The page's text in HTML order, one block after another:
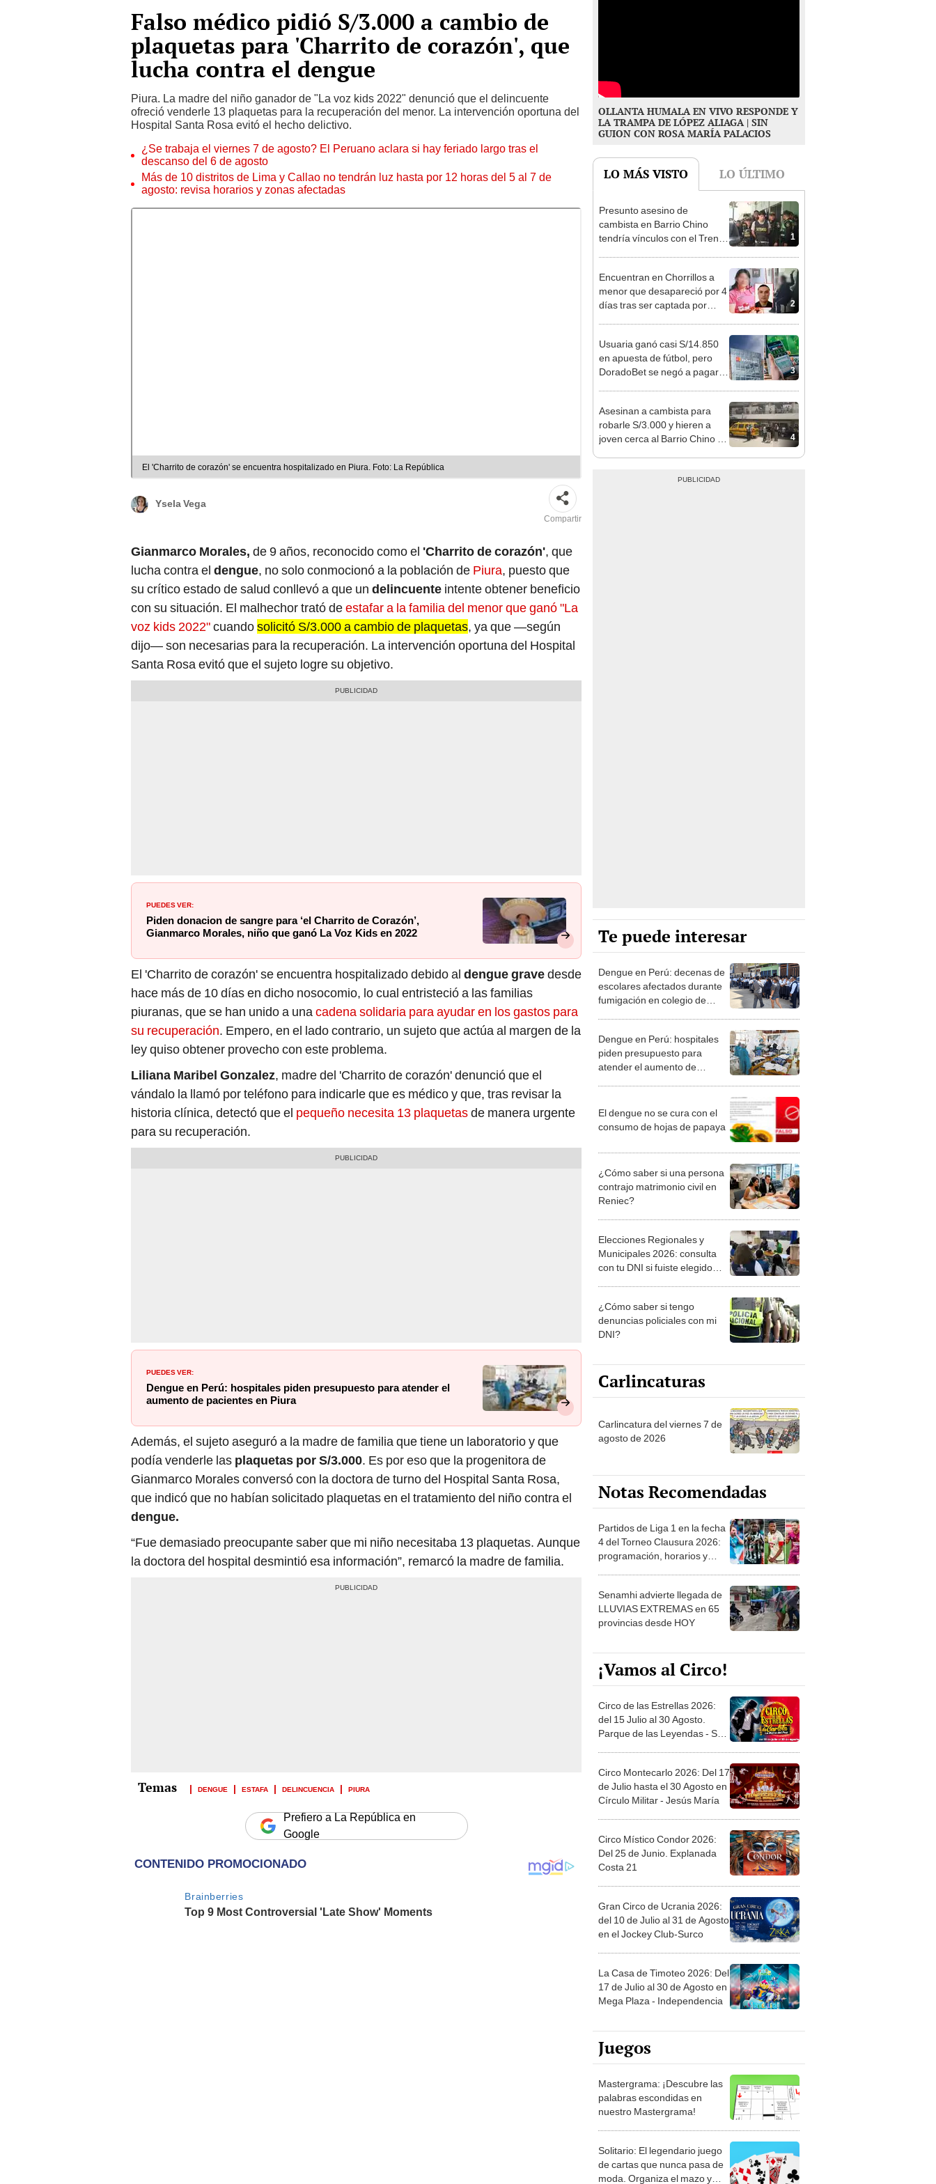
Falso médico pidió S/3.000 a cambio de
plaquetas para 'Charrito de corazón', que
lucha contra el dengue
Piura. La madre del niño ganador de "La voz kids 2022" denunció que el delincuente
ofreció venderle 13 plaquetas para la recuperación del menor. La intervención oportuna del
Hospital Santa Rosa evitó el hecho delictivo.
¿Se trabaja el viernes 7 de agosto? El Peruano aclara si hay feriado largo tras el
descanso del 6 de agosto
Más de 10 distritos de Lima y Callao no tendrán luz hasta por 12 horas del 5 al 7 de
agosto: revisa horarios y zonas afectadas
El 'Charrito de corazón' se encuentra hospitalizado en Piura. Foto: La República
Ysela Vega
Compartir
Gianmarco Morales, de 9 años, reconocido como el 'Charrito de corazón', que
lucha contra el dengue, no solo conmocionó a la población de Piura, puesto que
su crítico estado de salud conllevó a que un delincuente intente obtener beneficio
con su situación. El malhechor trató deestafar a la familia del menor que ganó "La
voz kids 2022"cuandosolicitó S/3.000 a cambio de plaquetas, ya que —según
dijo— son necesarias para la recuperación. La intervención oportuna del Hospital
Santa Rosa evitó que el sujeto logre su objetivo.
PUEDES VER:
Piden donacion de sangre para ‘el Charrito de Corazón’,
Gianmarco Morales, niño que ganó La Voz Kids en 2022
El 'Charrito de corazón' se encuentra hospitalizado debido al dengue gravedesde
hace más de 10 días en dicho nosocomio, lo cual entristeció a las familias
piuranas, que se han unido a una cadena solidaria para ayudar en los gastos para
su recuperación. Empero, en el lado contrario, un sujeto que actúa al margen de la
ley quiso obtener provecho con este problema.
Liliana Maribel Gonzalez, madre del 'Charrito de corazón' denunció que el
vándalo la llamó por teléfono para indicarle que es médico y que, tras revisar la
historia clínica, detectó que el pequeño necesita 13 plaquetasde manera urgente
para su recuperación.
PUEDES VER:
Dengue en Perú: hospitales piden presupuesto para atender el
aumento de pacientes en Piura
Además, el sujeto aseguró a la madre de familia que tiene un laboratorio y que
podía venderle las plaquetas por S/3.000. Es por eso que la progenitora de
Gianmarco Morales conversó con la doctora de turno del Hospital Santa Rosa,
que indicó que no habían solicitado plaquetas en el tratamiento del niño contra el
dengue.
“Fue demasiado preocupante saber que mi niño necesitaba 13 plaquetas. Aunque
la doctora del hospital desmintió esa información”, remarcó la madre de familia.
DENGUE ESTAFA DELINCUENCIA PIURA
Prefiero a La República en
Google
OLLANTA HUMALA EN VIVO RESPONDE Y
LA TRAMPA DE LÓPEZ ALIAGA | SIN
GUION CON ROSA MARÍA PALACIOS
LO MÁS VISTO LO ÚLTIMO
1
Presunto asesino de
cambista en Barrio Chino
tendría vínculos con el Tren
2
Encuentran en Chorrillos a
menor que desapareció por 4
días tras ser captada por
3
Usuaria ganó casi S/14.850
en apuesta de fútbol, pero
DoradoBet se negó a pagar:
4
Asesinan a cambista para
robarle S/3.000 y hieren a
joven cerca al Barrio Chino en
Te puede interesar
Dengue en Perú: decenas de
escolares afectados durante
fumigación en colegio de
Dengue en Perú: hospitales
piden presupuesto para
atender el aumento de
El dengue no se cura con el
consumo de hojas de papaya
¿Cómo saber si una persona
contrajo matrimonio civil en
Reniec?
Elecciones Regionales y
Municipales 2026: consulta
con tu DNI si fuiste elegido
la ONPE
¿Cómo saber si tengo
denuncias policiales con mi
DNI?
Carlincaturas
Carlincatura del viernes 7 de
agosto de 2026
Notas Recomendadas
Partidos de Liga 1 en la fecha
4 del Torneo Clausura 2026:
programación, horarios y
Senamhi advierte llegada de
LLUVIAS EXTREMAS en 65
provincias desde HOY
¡Vamos al Circo!
Circo de las Estrellas 2026:
del 15 Julio al 30 Agosto.
Parque de las Leyendas - San
Circo Montecarlo 2026: Del 17
de Julio hasta el 30 Agosto en
Círculo Militar - Jesús María
Circo Místico Condor 2026:
Del 25 de Junio. Explanada
Costa 21
Gran Circo de Ucrania 2026:
del 10 de Julio al 31 de Agosto
en el Jockey Club-Surco
La Casa de Timoteo 2026: Del
17 de Julio al 30 de Agosto en
Mega Plaza - Independencia
Juegos
Mastergrama: ¡Descubre las
palabras escondidas en
nuestro Mastergrama!
Solitario: El legendario juego
de cartas que nunca pasa de
moda. Organiza el mazo y